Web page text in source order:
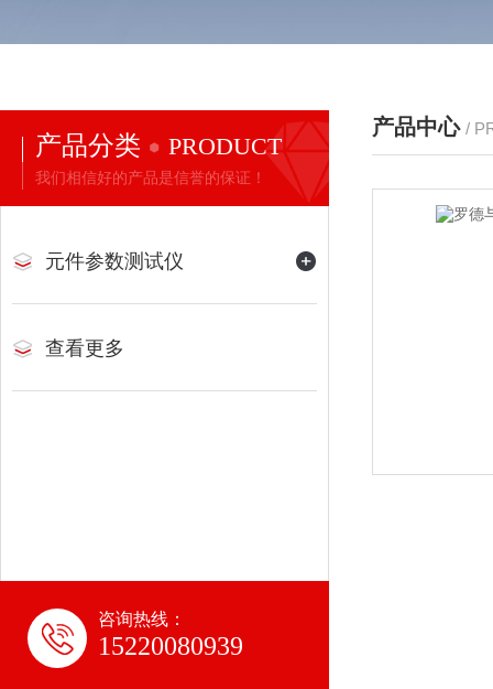
产品分类 PRODUCT
我们相信好的产品是信誉的保证！
元件参数测试仪
查看更多
咨询热线：
15220080939
产品中心 /